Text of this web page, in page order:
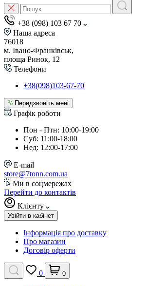
+38 (098) 103 67 70
Наша адреса
76018
м. Івано-Франківськ,
площа Ринок, 12
Телефони
+38(098)103-67-70
Передзвоніть мені
Графік роботи
Пон - Птн: 10:00-19:00
Суб: 11:00-18:00
Нед: 12:00-17:00
E-mail
store@7tonn.com.ua
Ми в соцмережах
Перейти до контактів
Клієнту
Увійти в кабінет
Інформація про доставку
Про магазин
Договір оферти
0 0